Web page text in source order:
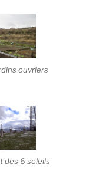
ouvriers
des 6 soleils